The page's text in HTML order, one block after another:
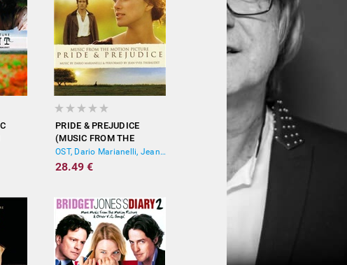
PRIDE & PREJUDICE
(MUSIC FROM THE
MOTION PICTURE)
OST, Dario Marianelli, Jean-Yves Thibaudet
28.49 €